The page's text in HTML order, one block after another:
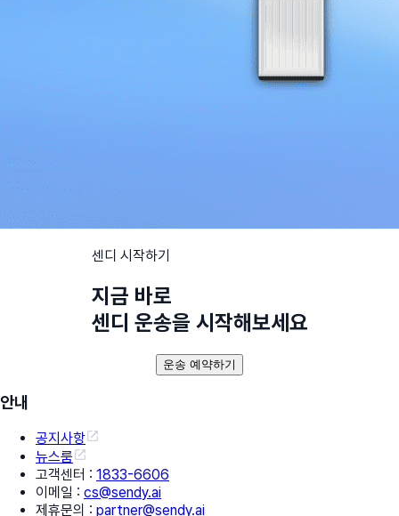
센디 시작하기
지금 바로
센디 운송을 시작해보세요
운송 예약하기
안내
공지사항
뉴스룸
고객센터 : 1833-6606
이메일 : cs@sendy.ai
제휴문의 : partner@sendy.ai